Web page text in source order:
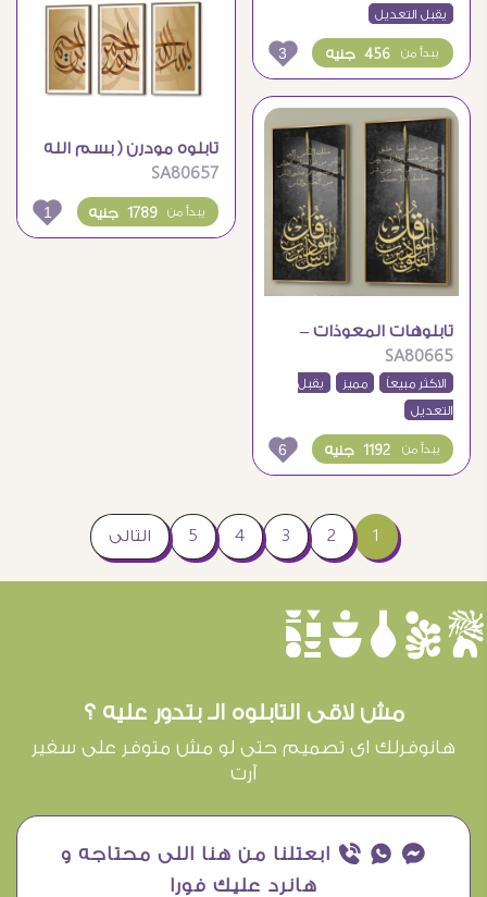
يقبل التعديل
456 جنيه يبدأ من 3
تابلوهات المعوذات –
اكريليك مع برواز ذهبى
SA80665
الاكثر مبيعاً مميز
يقبل
التعديل
1192 جنيه يبدأ من 6
تابلوه مودرن ( بسم الله
الرحمن الرحيم )
SA80657
1789 جنيه يبدأ من 1
1
2
3
4
5 التالى
èûôçê
مش لاقى التابلوه الـ بتدور عليه ؟
هانوفرلك اى تصميم حتى لو مش متوفر على سفير
آرت
¥ ₧ ƒ ابعتلنا من هنا اللى محتاجه و
هانرد عليك فورا